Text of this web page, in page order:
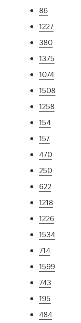
86
1227
380
1375
1074
1508
1258
154
157
470
250
622
1218
1226
1534
714
1599
743
195
484